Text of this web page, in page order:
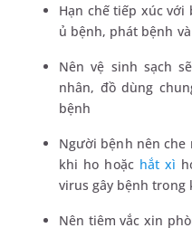
Hạn chế tiếp xúc
ủ bệnh, phát bệnh
Nên vệ sinh sạch
nhân, đồ dùng
bệnh
Người bệnh nên che
khi ho hoặc hắt xì
virus gây bệnh trong
Nên tiêm vắc xin